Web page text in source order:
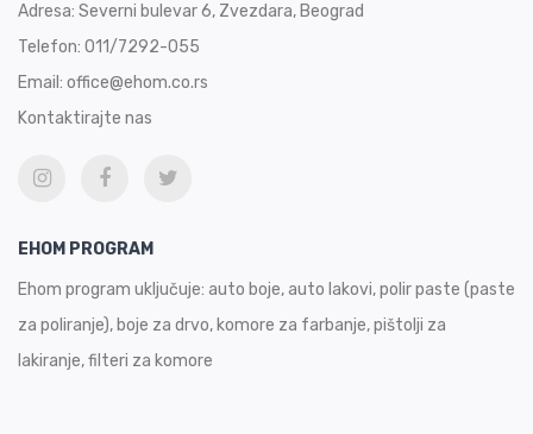
Adresa: Severni bulevar 6, Zvezdara, Beograd
Telefon: 011/7292-055
Email: office@ehom.co.rs
Kontaktirajte nas
EHOM PROGRAM
Ehom program uključuje: auto boje, auto lakovi, polir paste (paste
za poliranje), boje za drvo, komore za farbanje, pištolji za
lakiranje, filteri za komore